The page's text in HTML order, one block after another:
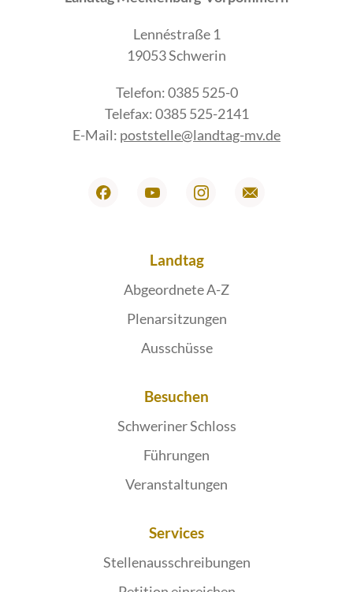
Lennéstraße 1
19053 Schwerin
Telefon: 0385 525-0
Telefax: 0385 525-2141
E-Mail: poststelle@landtag-mv.de
Landtag
Abgeordnete A-Z
Plenarsitzungen
Ausschüsse
Besuchen
Schweriner Schloss
Führungen
Veranstaltungen
Services
Stellenausschreibungen